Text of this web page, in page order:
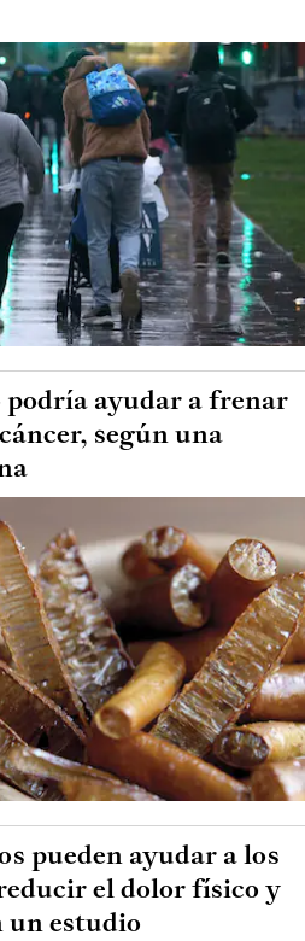
podría ayudar a frenar
según una
pueden ayudar a los
el dolor físico y
un estudio